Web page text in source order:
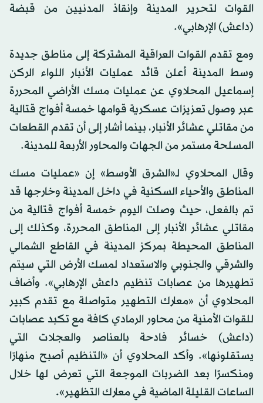
القوات لتحرير المدينة وإنقاذ المدنيين من قبضة
(داعش) الإرهابي».
ومع تقدم القوات العراقية المشتركة إلى مناطق جديدة
وسط المدينة أعلن قائد عمليات الأنبار اللواء الركن
إسماعيل المحلاوي عن عمليات مسك الأراضي المحررة
عبر وصول تعزيزات عسكرية قوامها خمسة أفواج قتالية
من مقاتلي عشائر الأنبار، بينما أشار إلى أن تقدم القطعات
المسلحة مستمر من الجهات والمحاور الأربعة للمدينة.
وقال المحلاوي لـ«الشرق الأوسط» إن «عمليات مسك
المناطق والأحياء السكنية في داخل المدينة وخارجها قد
تم بالفعل، حيث وصلت اليوم خمسة أفواج قتالية من
مقاتلي عشائر الأنبار إلى المناطق المحررة، وكذلك إلى
المناطق المحيطة بمركز المدينة في القاطع الشمالي
والشرقي والجنوبي والاستعداد لمسك الأرض التي سيتم
تطهيرها من عصابات تنظيم داعش الإرهابي». وأضاف
المحلاوي أن «معارك التطهير متواصلة مع تقدم كبير
للقوات الأمنية من محاور الرمادي كافة مع تكبد عصابات
(داعش) خسائر فادحة بالعناصر والعجلات التي
يستقلونها». وأكد المحلاوي أن «التنظيم أصبح منهارًا
ومنكسرًا بعد الضربات الموجعة التي تعرض لها خلال
الساعات القليلة الماضية في معارك التظهير».